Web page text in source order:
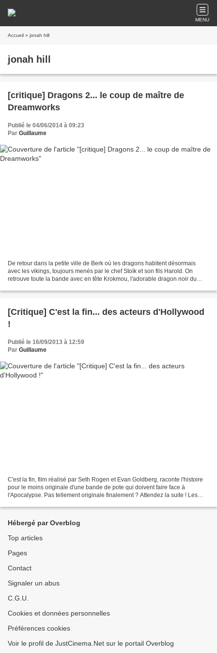
MENU
Accueil » jonah hill
jonah hill
[critique] Dragons 2... le coup de maître de
Dreamworks
Publié le 04/06/2014 à 09:23
Par Guillaume
De retour dans la petite ville de Berk où les dragons habitent désormais
avec les vikings, toujours menés par le chef Stoïk et son fils Harold. On
retrouve toute la bande avec en tête Krokmou, l'adorable dragon noir du
[Critique] C'est la fin... des acteurs d'Hollywood
!
Publié le 16/09/2013 à 12:59
Par Guillaume
C'est la fin, film réalisé par Seth Rogen et Evan Goldberg, raconte l'histoire
pour le moins originale d'une bande de pote qui doivent faire face à
l'Apocalypse. Pas tellement originale finalement ? Attendez la suite ! Les
Hébergé par Overblog
Top articles
Pages
Contact
Signaler un abus
C.G.U.
Cookies et données personnelles
Préférences cookies
Voir le profil de JustCinema.Net sur le portail Overblog